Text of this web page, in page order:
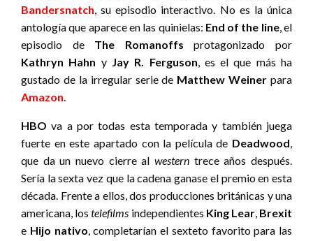
Bandersnatch , su episodio interactivo. No es la única
antología que aparece en las quinielas: End of the line, el
episodio de The Romanoffs protagonizado por
Kathryn Hahn y Jay R. Ferguson , es el que más ha
gustado de la irregular serie de Matthew Weiner para
Amazon
HBO va a por todas esta temporada y también juega
fuerte en este apartado con la película de Deadwood
que da un nuevo cierre al western trece años después.
Sería la sexta vez que la cadena ganase el premio en esta
década. Frente a ellos, dos producciones británicas y una
americana, lostelefilms independientes King Lear, Brexit
e Hijo nativo , completarían el sexteto favorito para las